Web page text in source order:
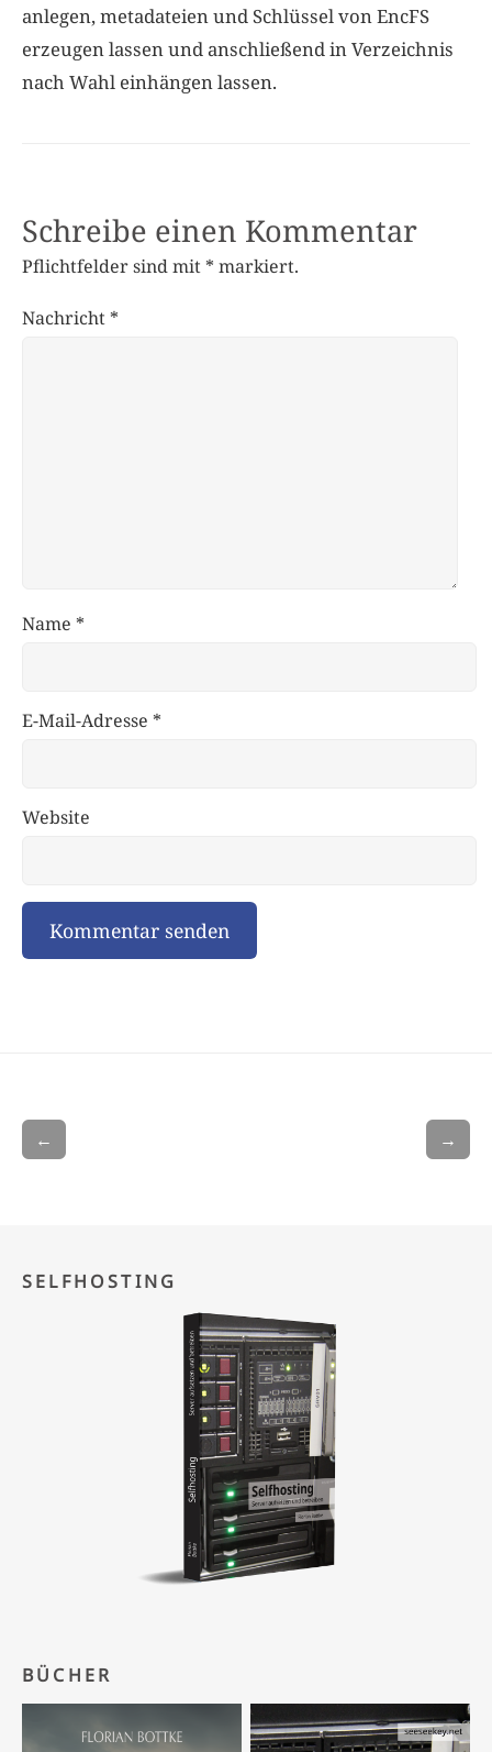
anlegen, metadateien und Schlüssel von EncFS
erzeugen lassen und anschließend in Verzeichnis
nach Wahl einhängen lassen.
Schreibe einen Kommentar
Pflichtfelder sind mit * markiert.
Nachricht *
Name *
E-Mail-Adresse *
Website
← →
SELFHOSTING
BÜCHER